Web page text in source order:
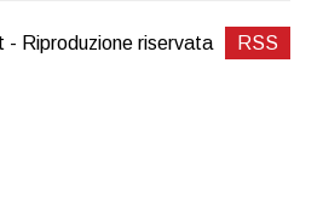
Riproduzione riservata RSS